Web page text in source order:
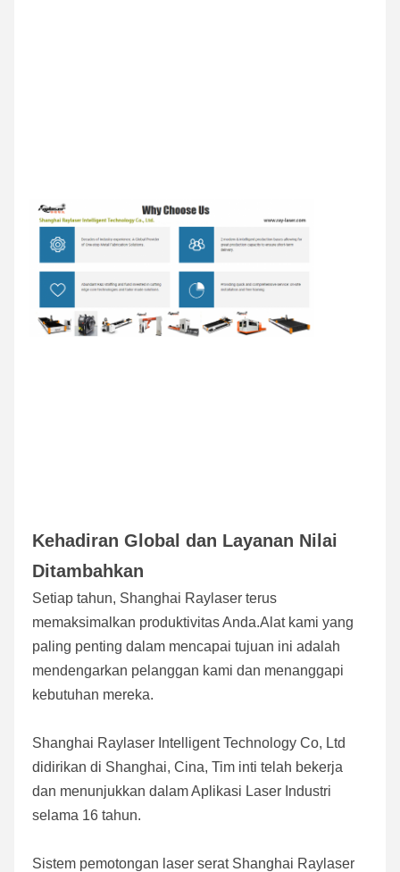
Kehadiran Global dan Layanan Nilai
Ditambahkan
Setiap tahun, Shanghai Raylaser terus
memaksimalkan produktivitas Anda.Alat kami yang
paling penting dalam mencapai tujuan ini adalah
mendengarkan pelanggan kami dan menanggapi
kebutuhan mereka.
Shanghai Raylaser Intelligent Technology Co, Ltd
didirikan di Shanghai, Cina, Tim inti telah bekerja
dan menunjukkan dalam Aplikasi Laser Industri
selama 16 tahun.
Sistem pemotongan laser serat Shanghai Raylaser